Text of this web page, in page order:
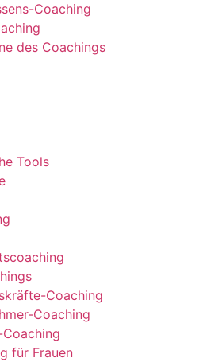
Coaching
des Coachings
Tools
Coaching
Coaching
für Frauen